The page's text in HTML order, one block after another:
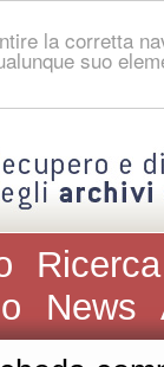
la corretta
suo
News